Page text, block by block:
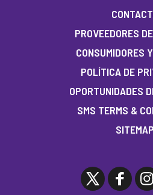
PROVEEDORES
CONSUMIDORES
POLÍTICA DE
OPORTUNIDADES
SMS TERMS &
SITEMAP